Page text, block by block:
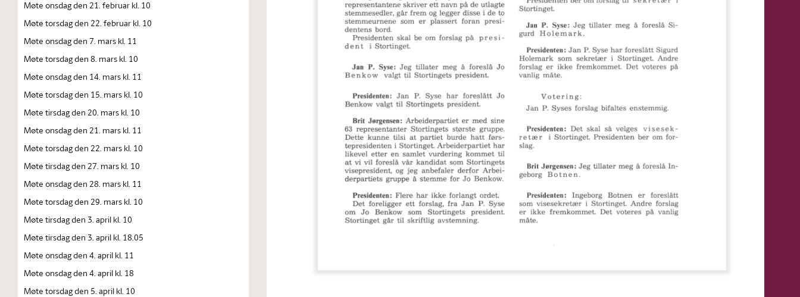
Møte onsdag den 21. februar kl. 10
Møte torsdag den 22. februar kl. 10
Møte onsdag den 7. mars kl. 11
Møte torsdag den 8. mars kl. 10
Møte onsdag den 14. mars kl. 11
Møte torsdag den 15. mars kl. 10
Møte tirsdag den 20. mars kl. 10
Møte onsdag den 21. mars kl. 11
Møte torsdag den 22. mars kl. 10
Møte tirsdag den 27. mars kl. 10
Møte onsdag den 28. mars kl. 11
Møte torsdag den 29. mars kl. 10
Møte tirsdag den 3. april kl. 10
Møte tirsdag den 3. april kl. 18.05
Møte onsdag den 4. april kl. 11
Møte onsdag den 4. april kl. 18
Møte torsdag den 5. april kl. 10